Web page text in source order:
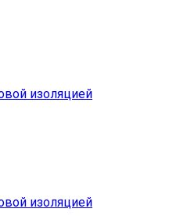
изоляцией
изоляцией